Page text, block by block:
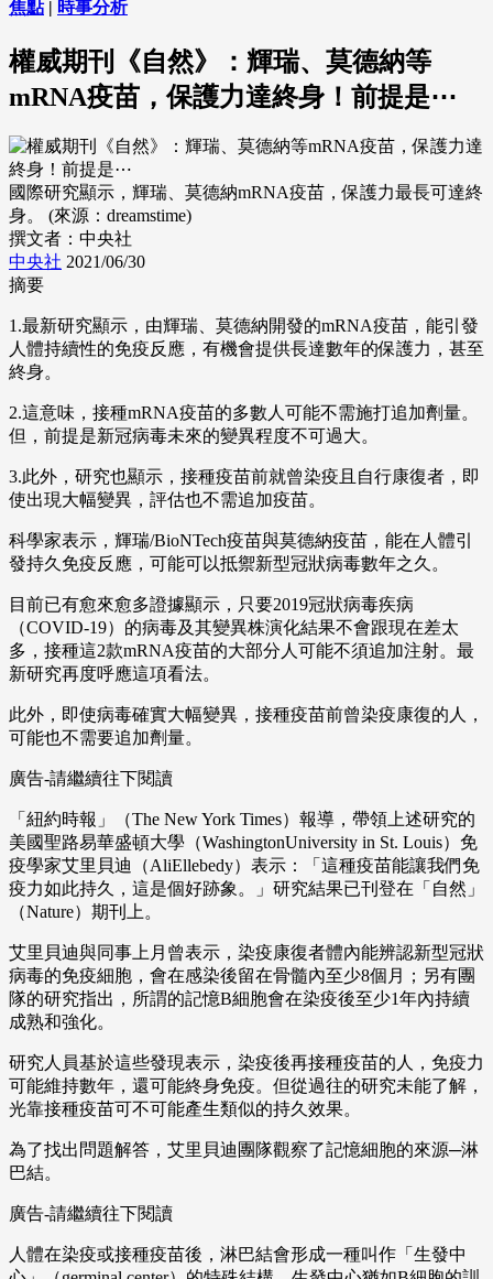
焦點| 時事分析
權威期刊《自然》：輝瑞、莫德納等
mRNA疫苗，保護力達終身！前提是⋯
國際研究顯示，輝瑞、莫德納mRNA疫苗，保護力最長可達終
身。 (來源：dreamstime)
撰文者：中央社
中央社 2021/06/30
摘要
1.最新研究顯示，由輝瑞、莫德納開發的mRNA疫苗，能引發
人體持續性的免疫反應，有機會提供長達數年的保護力，甚至
終身。
2.這意味，接種mRNA疫苗的多數人可能不需施打追加劑量。
但，前提是新冠病毒未來的變異程度不可過大。
3.此外，研究也顯示，接種疫苗前就曾染疫且自行康復者，即
使出現大幅變異，評估也不需追加疫苗。
科學家表示，輝瑞/BioNTech疫苗與莫德納疫苗，能在人體引
發持久免疫反應，可能可以抵禦新型冠狀病毒數年之久。
目前已有愈來愈多證據顯示，只要2019冠狀病毒疾病
（COVID-19）的病毒及其變異株演化結果不會跟現在差太
多，接種這2款mRNA疫苗的大部分人可能不須追加注射。最
新研究再度呼應這項看法。
此外，即使病毒確實大幅變異，接種疫苗前曾染疫康復的人，
可能也不需要追加劑量。
廣告-請繼續往下閱讀
「紐約時報」（The New York Times）報導，帶領上述研究的
美國聖路易華盛頓大學（WashingtonUniversity in St. Louis）免
疫學家艾里貝迪（AliEllebedy）表示：「這種疫苗能讓我們免
疫力如此持久，這是個好跡象。」研究結果已刊登在「自然」
（Nature）期刊上。
艾里貝迪與同事上月曾表示，染疫康復者體內能辨認新型冠狀
病毒的免疫細胞，會在感染後留在骨髓內至少8個月；另有團
隊的研究指出，所謂的記憶B細胞會在染疫後至少1年內持續
成熟和強化。
研究人員基於這些發現表示，染疫後再接種疫苗的人，免疫力
可能維持數年，還可能終身免疫。但從過往的研究未能了解，
光靠接種疫苗可不可能產生類似的持久效果。
為了找出問題解答，艾里貝迪團隊觀察了記憶細胞的來源─淋
巴結。
廣告-請繼續往下閱讀
人體在染疫或接種疫苗後，淋巴結會形成一種叫作「生發中